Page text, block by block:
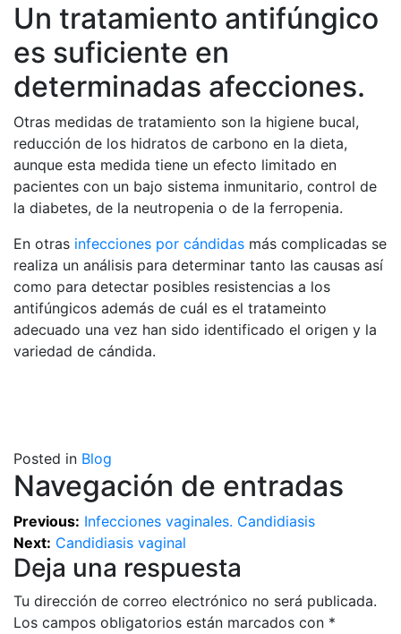
Un tratamiento antifúngico
es suficiente en
determinadas afecciones.
Otras medidas de tratamiento son la higiene bucal,
reducción de los hidratos de carbono en la dieta,
aunque esta medida tiene un efecto limitado en
pacientes con un bajo sistema inmunitario, control de
la diabetes, de la neutropenia o de la ferropenia.
En otras infecciones por cándidas más complicadas se
realiza un análisis para determinar tanto las causas así
como para detectar posibles resistencias a los
antifúngicos además de cuál es el tratameinto
adecuado una vez han sido identificado el origen y la
variedad de cándida.
Posted in Blog
Navegación de entradas
Previous: Infecciones vaginales. Candidiasis
Next: Candidiasis vaginal
Deja una respuesta
Tu dirección de correo electrónico no será publicada.
Los campos obligatorios están marcados con *